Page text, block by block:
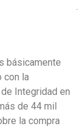
básicamente
con la
Integridad en
de 44 mil
la compra